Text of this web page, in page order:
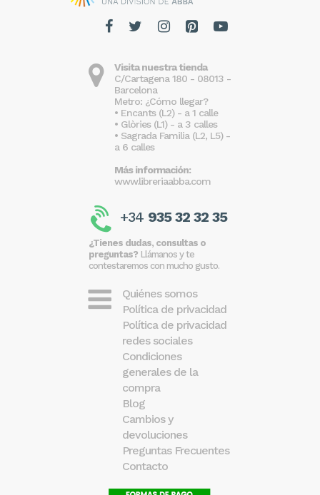
Visita nuestra tienda
C/Cartagena 180 - 08013 -
Barcelona
Metro: ¿Cómo llegar?
• Encants (L2) - a 1 calle
• Glòries (L1) - a 3 calles
• Sagrada Familia (L2, L5) -
a 6 calles
Más información:
www.libreriaabba.com
+34 935 32 32 35
¿Tienes dudas, consultas o
preguntas? Llámanos y te
contestaremos con mucho gusto.
Quiénes somos
Política de privacidad
Política de privacidad
redes sociales
Condiciones
generales de la
compra
Blog
Cambios y
devoluciones
Preguntas Frecuentes
Contacto